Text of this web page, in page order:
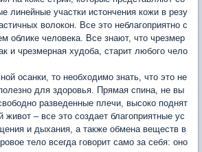
линейные участки истончения кожи в резу
волокон. Все это неблагоприятно с
облике человека. Все знают, что чрезмер
и чрезмерная худоба, старит любого чело
осанки, то необходимо знать, что это не
для здоровья. Прямая спина, не вы
разведенные плечи, высоко поднят
живот – все это создает благоприятные ус
и дыхания, а также обмена веществ в
тело всегда говорит само за себя: оно